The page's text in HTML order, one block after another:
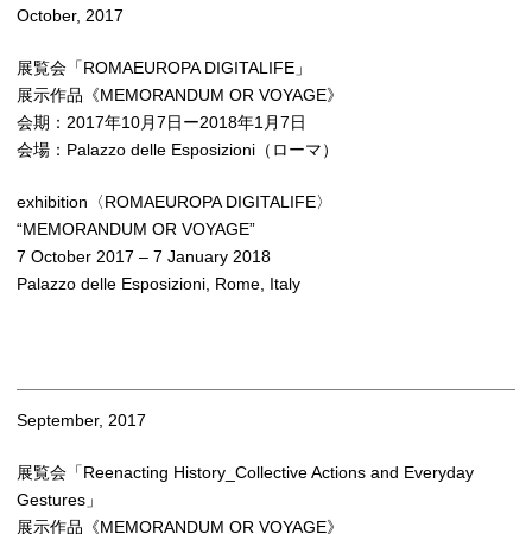
October, 2017
展覧会「ROMAEUROPA DIGITALIFE」
展示作品《MEMORANDUM OR VOYAGE》
会期：2017年10月7日ー2018年1月7日
会場：Palazzo delle Esposizioni（ローマ）
exhibition〈ROMAEUROPA DIGITALIFE〉
“MEMORANDUM OR VOYAGE”
7 October 2017 – 7 January 2018
Palazzo delle Esposizioni, Rome, Italy
September, 2017
展覧会「Reenacting History_Collective Actions and Everyday
Gestures」
展示作品《MEMORANDUM OR VOYAGE》